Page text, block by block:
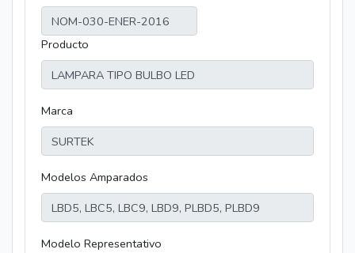
Producto
Marca
Modelos Amparados
Modelo Representativo